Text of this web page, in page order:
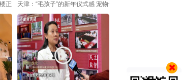
正式开诊启用
天津：“毛孩子”的新年仪式感 宠物也有“年货节”